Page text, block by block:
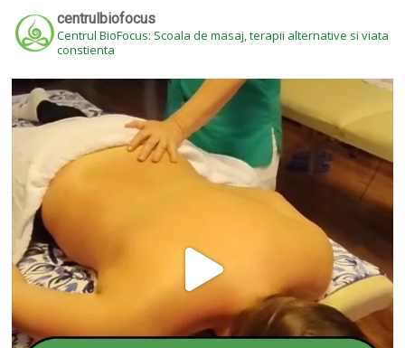
centrulbiofocus
Centrul BioFocus: Scoala de masaj, terapii alternative si viata
constienta